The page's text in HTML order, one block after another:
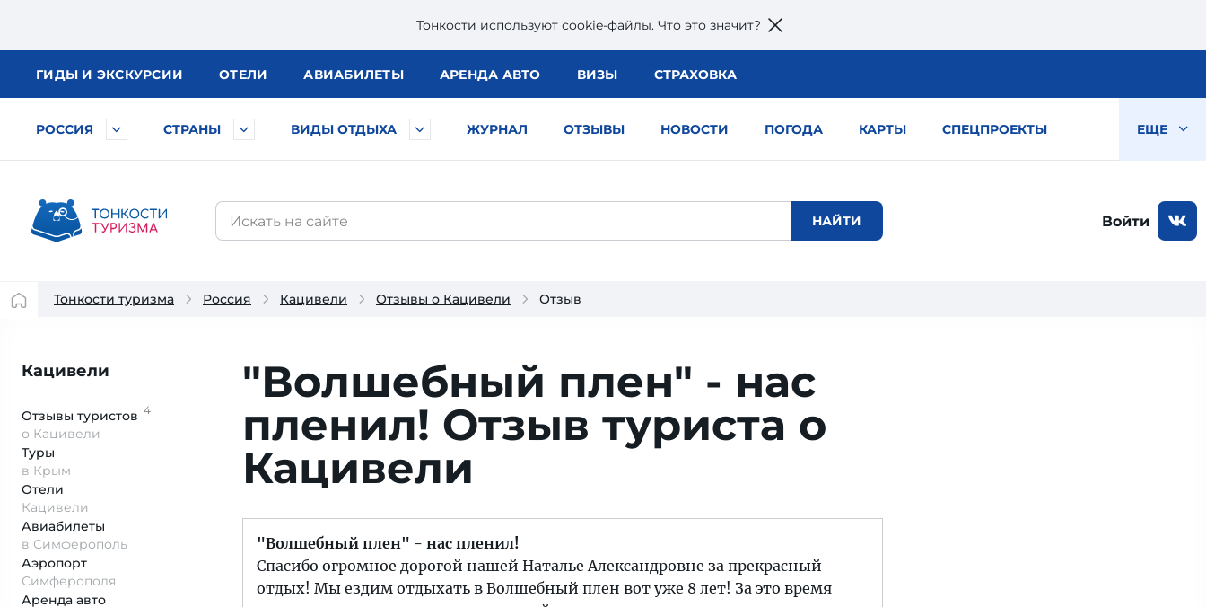
Тонкости используют сookie-файлы. Что это значит?
ГИДЫ И ЭКСКУРСИИ ОТЕЛИ АВИАБИЛЕТЫ АРЕНДА АВТО ВИЗЫ СТРАХОВКА
РОССИЯ СТРАНЫ ВИДЫ ОТДЫХА ЖУРНАЛ ОТЗЫВЫ НОВОСТИ ПОГОДА КАРТЫ СПЕЦПРОЕКТЫ ЕЩЕ
Войти
Тонкости туризма Россия Кацивели Отзывы о Кацивели Отзыв
Кацивели
Отзывы туристов 4
о Кацивели
Туры
в Крым
Отели
Кацивели
Авиабилеты
в Симферополь
Аэропорт
Симферополя
Аренда авто
"Волшебный плен" - нас
пленил! Отзыв туриста о
Кацивели
"Волшебный плен" - нас пленил!
Спасибо огромное дорогой нашей Наталье Александровне за прекрасный
отдых! Мы ездим отдыхать в Волшебный плен вот уже 8 лет! За это время